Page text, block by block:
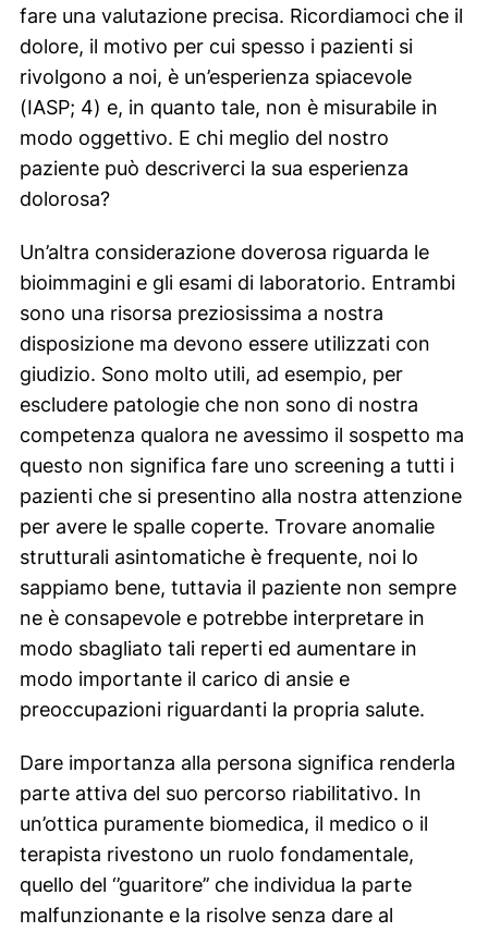
fare una valutazione precisa. Ricordiamoci che il
dolore, il motivo per cui spesso i pazienti si
rivolgono a noi, è un’esperienza spiacevole
(IASP; 4) e, in quanto tale, non è misurabile in
modo oggettivo. E chi meglio del nostro
paziente può descriverci la sua esperienza
dolorosa?
Un’altra considerazione doverosa riguarda le
bioimmagini e gli esami di laboratorio. Entrambi
sono una risorsa preziosissima a nostra
disposizione ma devono essere utilizzati con
giudizio. Sono molto utili, ad esempio, per
escludere patologie che non sono di nostra
competenza qualora ne avessimo il sospetto ma
questo non significa fare uno screening a tutti i
pazienti che si presentino alla nostra attenzione
per avere le spalle coperte. Trovare anomalie
strutturali asintomatiche è frequente, noi lo
sappiamo bene, tuttavia il paziente non sempre
ne è consapevole e potrebbe interpretare in
modo sbagliato tali reperti ed aumentare in
modo importante il carico di ansie e
preoccupazioni riguardanti la propria salute.
Dare importanza alla persona significa renderla
parte attiva del suo percorso riabilitativo. In
un’ottica puramente biomedica, il medico o il
terapista rivestono un ruolo fondamentale,
quello del ‘’guaritore’’ che individua la parte
malfunzionante e la risolve senza dare al